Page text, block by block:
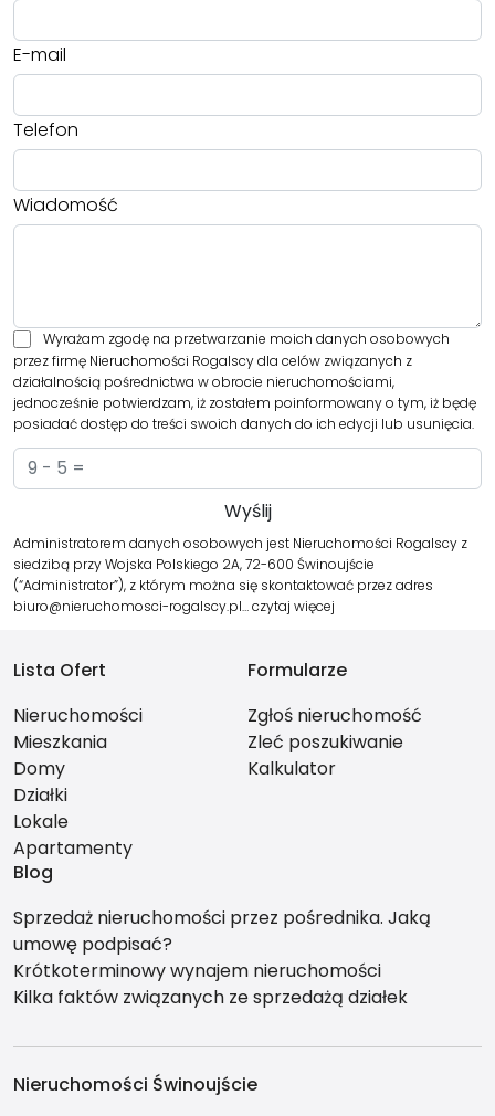
E-mail
Telefon
Wiadomość
Wyrażam zgodę na przetwarzanie moich danych osobowych
przez firmę Nieruchomości Rogalscy dla celów związanych z
działalnością pośrednictwa w obrocie nieruchomościami,
jednocześnie potwierdzam, iż zostałem poinformowany o tym, iż będę
posiadać dostęp do treści swoich danych do ich edycji lub usunięcia.
Administratorem danych osobowych jest Nieruchomości Rogalscy z
siedzibą przy Wojska Polskiego 2A, 72-600 Świnoujście
(“Administrator”), z którym można się skontaktować przez adres
biuro@nieruchomosci-rogalscy.pl…czytaj więcej
Lista Ofert
Nieruchomości
Mieszkania
Domy
Działki
Lokale
Apartamenty
Formularze
Zgłoś nieruchomość
Zleć poszukiwanie
Kalkulator
Blog
Sprzedaż nieruchomości przez pośrednika. Jaką
umowę podpisać?
Krótkoterminowy wynajem nieruchomości
Kilka faktów związanych ze sprzedażą działek
Nieruchomości Świnoujście